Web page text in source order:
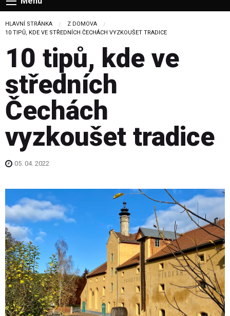
HLAVNÍ STRÁNKA
Z DOMOVA
CURRENT:
10 TIPŮ, KDE VE STŘEDNÍCH ČECHÁCH VYZKOUŠET TRADICE
10 tipů, kde ve
středních
Čechách
vyzkoušet tradice
05. 04. 2022